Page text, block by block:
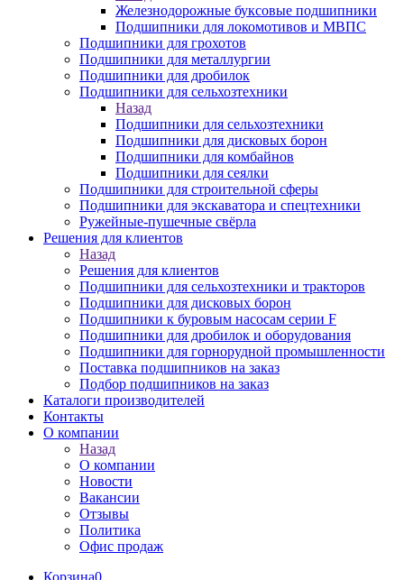
Железнодорожные буксовые подшипники
Подшипники для локомотивов и МВПС
Подшипники для грохотов
Подшипники для металлургии
Подшипники для дробилок
Подшипники для сельхозтехники
Назад
Подшипники для сельхозтехники
Подшипники для дисковых борон
Подшипники для комбайнов
Подшипники для сеялки
Подшипники для строительной сферы
Подшипники для экскаватора и спецтехники
Ружейные-пушечные свёрла
Решения для клиентов
Назад
Решения для клиентов
Подшипники для сельхозтехники и тракторов
Подшипники для дисковых борон
Подшипники к буровым насосам серии F
Подшипники для дробилок и оборудования
Подшипники для горнорудной промышленности
Поставка подшипников на заказ
Подбор подшипников на заказ
Каталоги производителей
Контакты
О компании
Назад
О компании
Новости
Вакансии
Отзывы
Политика
Офис продаж
Корзина0